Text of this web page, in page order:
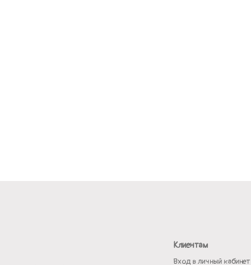
Клиентам
Вход в личный кабинет